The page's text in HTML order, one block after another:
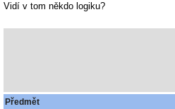
Vidí v tom někdo logiku?
Předmět